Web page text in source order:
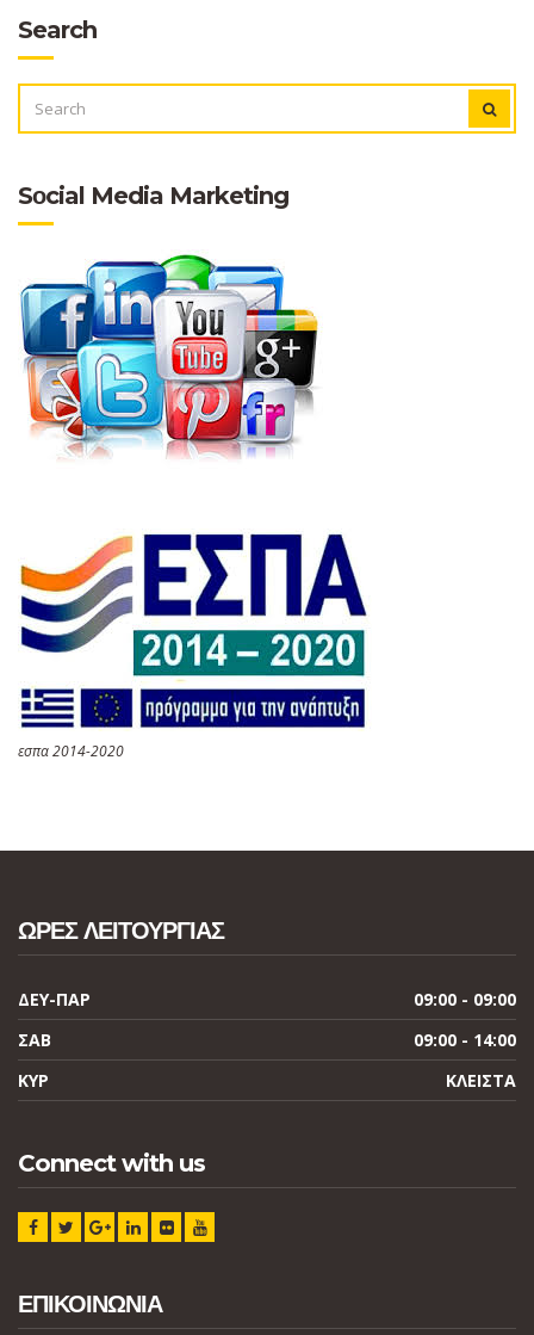
Search
FOR:
Sοcial Media Marketing
εσπα 2014-2020
ΩΡΕΣ ΛΕΙΤΟΥΡΓΙΑΣ
ΔΕΥ-ΠΑΡ
09:00 - 09:00
ΣΑΒ
09:00 - 14:00
ΚΥΡ
ΚΛΕΙΣΤΑ
Connect with us
ΕΠΙΚΟΙΝΩΝΙΑ